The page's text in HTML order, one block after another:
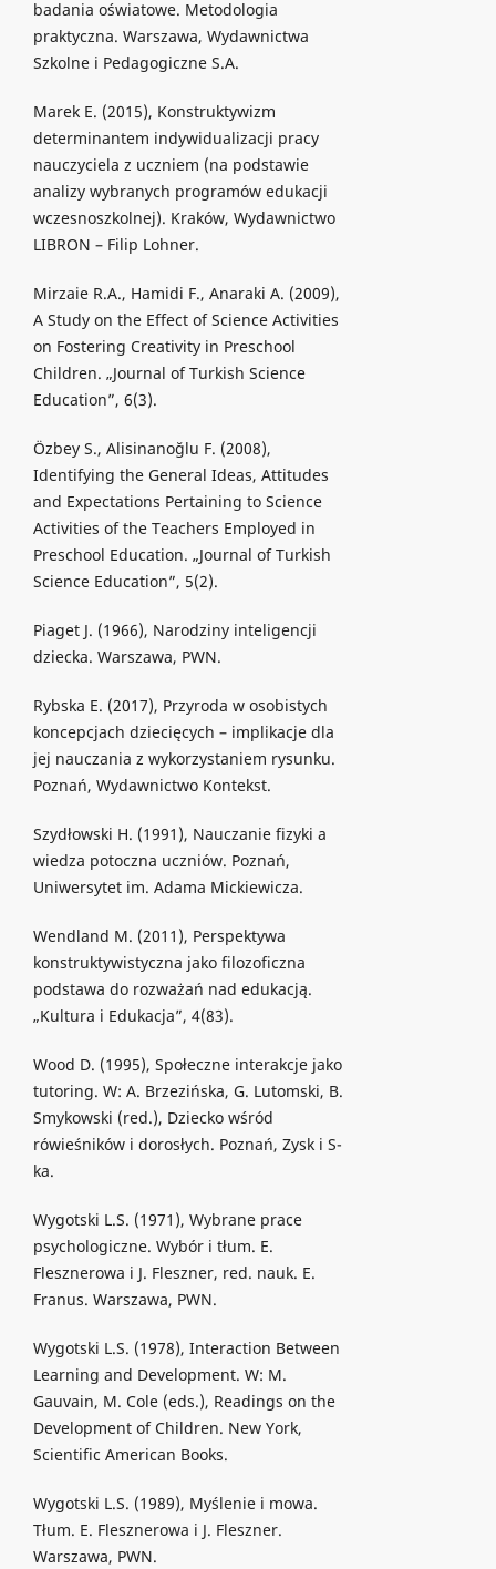
badania oświatowe. Metodologia
praktyczna. Warszawa, Wydawnictwa
Szkolne i Pedagogiczne S.A.
Marek E. (2015), Konstruktywizm
determinantem indywidualizacji pracy
nauczyciela z uczniem (na podstawie
analizy wybranych programów edukacji
wczesnoszkolnej). Kraków, Wydawnictwo
LIBRON – Filip Lohner.
Mirzaie R.A., Hamidi F., Anaraki A. (2009),
A Study on the Effect of Science Activities
on Fostering Creativity in Preschool
Children. „Journal of Turkish Science
Education”, 6(3).
Özbey S., Alisinanoğlu F. (2008),
Identifying the General Ideas, Attitudes
and Expectations Pertaining to Science
Activities of the Teachers Employed in
Preschool Education. „Journal of Turkish
Science Education”, 5(2).
Piaget J. (1966), Narodziny inteligencji
dziecka. Warszawa, PWN.
Rybska E. (2017), Przyroda w osobistych
koncepcjach dziecięcych – implikacje dla
jej nauczania z wykorzystaniem rysunku.
Poznań, Wydawnictwo Kontekst.
Szydłowski H. (1991), Nauczanie fizyki a
wiedza potoczna uczniów. Poznań,
Uniwersytet im. Adama Mickiewicza.
Wendland M. (2011), Perspektywa
konstruktywistyczna jako filozoficzna
podstawa do rozważań nad edukacją.
„Kultura i Edukacja”, 4(83).
Wood D. (1995), Społeczne interakcje jako
tutoring. W: A. Brzezińska, G. Lutomski, B.
Smykowski (red.), Dziecko wśród
rówieśników i dorosłych. Poznań, Zysk i S-
ka.
Wygotski L.S. (1971), Wybrane prace
psychologiczne. Wybór i tłum. E.
Flesznerowa i J. Fleszner, red. nauk. E.
Franus. Warszawa, PWN.
Wygotski L.S. (1978), Interaction Between
Learning and Development. W: M.
Gauvain, M. Cole (eds.), Readings on the
Development of Children. New York,
Scientific American Books.
Wygotski L.S. (1989), Myślenie i mowa.
Tłum. E. Flesznerowa i J. Fleszner.
Warszawa, PWN.